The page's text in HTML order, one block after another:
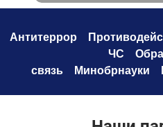
Антитеррор
ЧС
связь
Минобрнауки